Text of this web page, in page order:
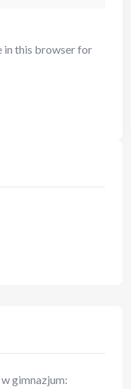
in this browser for
gimnazjum: